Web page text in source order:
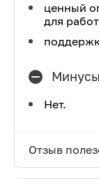
ценный
для
Минусы
Нет.
Отзыв